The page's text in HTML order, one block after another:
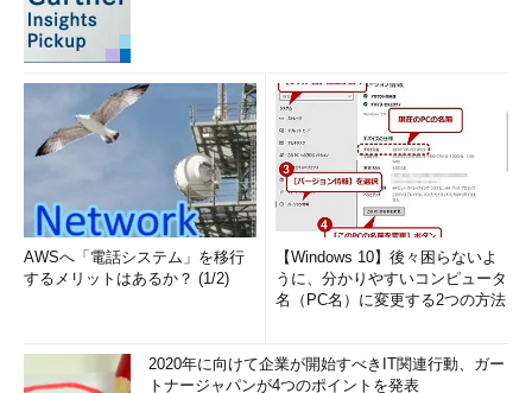
AWSへ「電話システム」を移行
するメリットはあるか？ (1/2)
【Windows 10】後々困らないよ
うに、分かりやすいコンピュータ
名（PC名）に変更する2つの方法
2020年に向けて企業が開始すべきIT関連行動、ガー
トナージャパンが4つのポイントを発表